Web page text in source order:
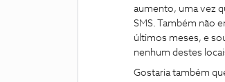
aumento, uma vez
SMS. Também não
últimos meses, e
nenhum destes
Gostaria também